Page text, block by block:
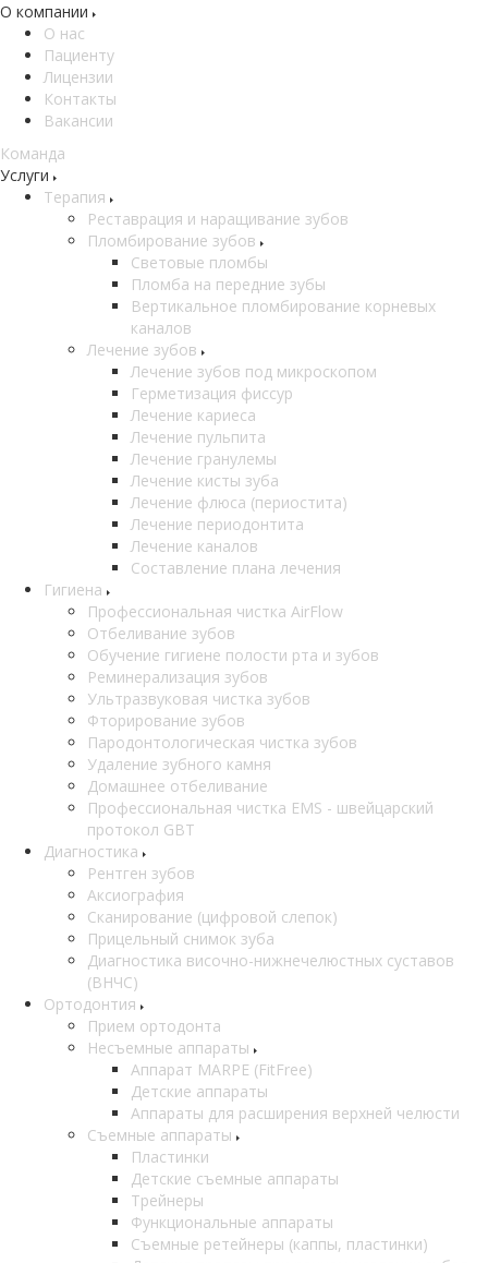
О компании
О нас
Пациенту
Лицензии
Контакты
Вакансии
Команда
Услуги
Терапия
Реставрация и наращивание зубов
Пломбирование зубов
Световые пломбы
Пломба на передние зубы
Вертикальное пломбирование корневых
каналов
Лечение зубов
Лечение зубов под микроскопом
Герметизация фиссур
Лечение кариеса
Лечение пульпита
Лечение гранулемы
Лечение кисты зуба
Лечение флюса (периостита)
Лечение периодонтита
Лечение каналов
Составление плана лечения
Гигиена
Профессиональная чистка AirFlow
Отбеливание зубов
Обучение гигиене полости рта и зубов
Реминерализация зубов
Ультразвуковая чистка зубов
Фторирование зубов
Пародонтологическая чистка зубов
Удаление зубного камня
Домашнее отбеливание
Профессиональная чистка EMS - швейцарский
протокол GBT
Диагностика
Рентген зубов
Аксиография
Сканирование (цифровой слепок)
Прицельный снимок зуба
Диагностика височно-нижнечелюстных суставов
(ВНЧС)
Ортодонтия
Прием ортодонта
Несъемные аппараты
Аппарат MARPE (FitFree)
Детские аппараты
Аппараты для расширения верхней челюсти
Съемные аппараты
Пластинки
Детские съемные аппараты
Трейнеры
Функциональные аппараты
Съемные ретейнеры (каппы, пластинки)